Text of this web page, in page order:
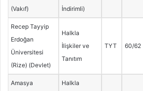
(Vakıf)
İndirimli)
Recep Tayyip
Erdoğan
Üniversitesi
(Rize) (Devlet)
Halkla
İlişkiler ve
Tanıtım
TYT 60/62
Amasya
Halkla